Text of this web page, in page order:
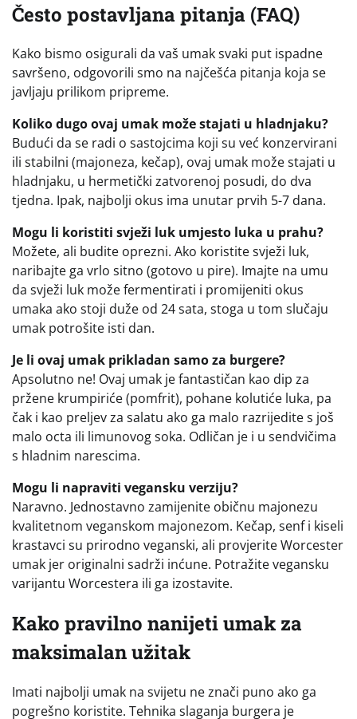
Često postavljana pitanja (FAQ)
Kako bismo osigurali da vaš umak svaki put ispadne
savršeno, odgovorili smo na najčešća pitanja koja se
javljaju prilikom pripreme.
Koliko dugo ovaj umak može stajati u hladnjaku?
Budući da se radi o sastojcima koji su već konzervirani
ili stabilni (majoneza, kečap), ovaj umak može stajati u
hladnjaku, u hermetički zatvorenoj posudi, do dva
tjedna. Ipak, najbolji okus ima unutar prvih 5-7 dana.
Mogu li koristiti svježi luk umjesto luka u prahu?
Možete, ali budite oprezni. Ako koristite svježi luk,
naribajte ga vrlo sitno (gotovo u pire). Imajte na umu
da svježi luk može fermentirati i promijeniti okus
umaka ako stoji duže od 24 sata, stoga u tom slučaju
umak potrošite isti dan.
Je li ovaj umak prikladan samo za burgere?
Apsolutno ne! Ovaj umak je fantastičan kao dip za
pržene krumpiriće (pomfrit), pohane kolutiće luka, pa
čak i kao preljev za salatu ako ga malo razrijedite s još
malo octa ili limunovog soka. Odličan je i u sendvičima
s hladnim narescima.
Mogu li napraviti vegansku verziju?
Naravno. Jednostavno zamijenite običnu majonezu
kvalitetnom veganskom majonezom. Kečap, senf i kiseli
krastavci su prirodno veganski, ali provjerite Worcester
umak jer originalni sadrži inćune. Potražite vegansku
varijantu Worcestera ili ga izostavite.
Kako pravilno nanijeti umak za
maksimalan užitak
Imati najbolji umak na svijetu ne znači puno ako ga
pogrešno koristite. Tehnika slaganja burgera je